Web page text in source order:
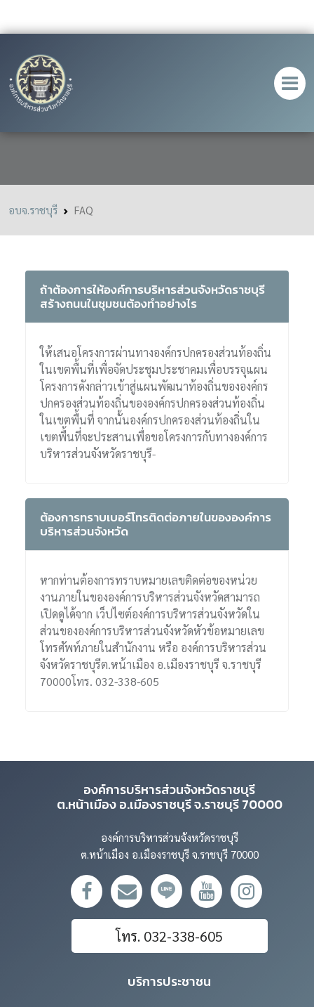
อบจ.ราชบุรี FAQ
ถ้าต้องการให้องค์การบริหารส่วนจังหวัดราชบุรี
สร้างถนนในชุมชนต้องทำอย่างไร
ให้เสนอโครงการผ่านทางองค์กรปกครองส่วนท้องถิ่น
ในเขตพื้นที่เพื่อจัดประชุมประชาคมเพื่อบรรจุแผน
โครงการดังกล่าวเข้าสู่แผนพัฒนาท้องถิ่นขององค์กร
ปกครองส่วนท้องถิ่นขององค์กรปกครองส่วนท้องถิ่น
ในเขตพื้นที่ จากนั้นองค์กรปกครองส่วนท้องถิ่นใน
เขตพื้นที่จะประสานเพื่อขอโครงการกับทางองค์การ
บริหารส่วนจังหวัดราชบุรี-
ต้องการทราบเบอร์โทรติดต่อภายในขององค์การ
บริหารส่วนจังหวัด
หากท่านต้องการทราบหมายเลขติดต่อของหน่วย
งานภายในขององค์การบริหารส่วนจังหวัดสามารถ
เปิดดูได้จาก เว็ปไซต์องค์การบริหารส่วนจังหวัดใน
ส่วนขององค์การบริหารส่วนจังหวัดหัวข้อหมายเลข
โทรศัพท์ภายในสำนักงาน หรือ องค์การบริหารส่วน
จังหวัดราชบุรีต.หน้าเมือง อ.เมืองราชบุรี จ.ราชบุรี
70000โทร. 032-338-605
องค์การบริหารส่วนจังหวัดราชบุรี
ต.หน้าเมือง อ.เมืองราชบุรี จ.ราชบุรี 70000
องค์การบริหารส่วนจังหวัดราชบุรี
ต.หน้าเมือง อ.เมืองราชบุรี จ.ราชบุรี 70000
โทร. 032-338-605
บริการประชาชน